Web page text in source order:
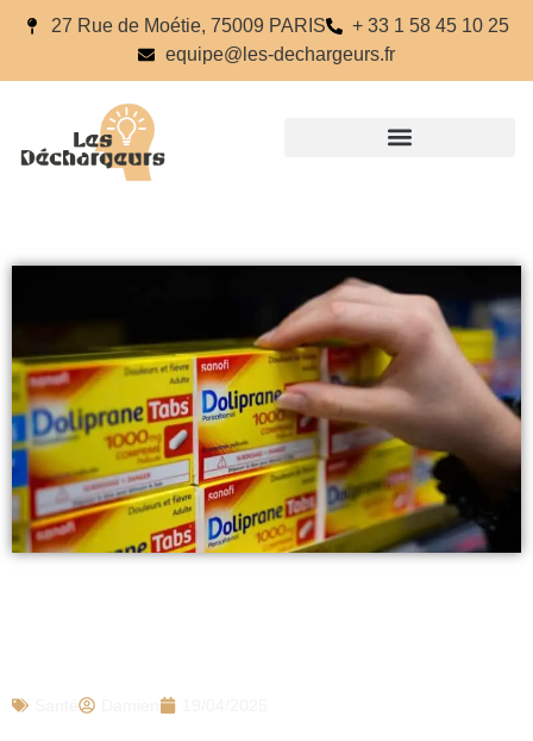
27 Rue de Moétie, 75009 PARIS
+ 33 1 58 45 10 25
equipe@les-dechargeurs.fr